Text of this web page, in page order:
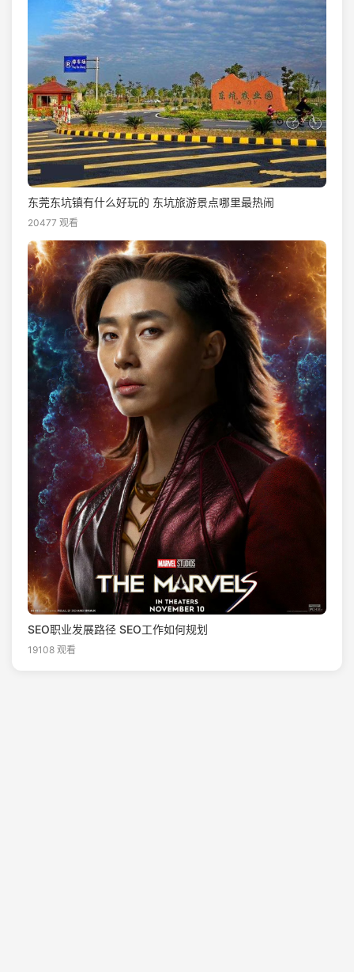
东莞东坑镇有什么好玩的 东坑旅游景点哪里最热闹
20477 观看
SEO职业发展路径 SEO工作如何规划
19108 观看